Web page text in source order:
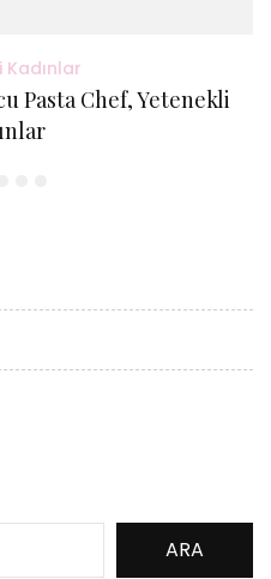
Kadınlar
Pasta Chef, Yetenekli
ARA